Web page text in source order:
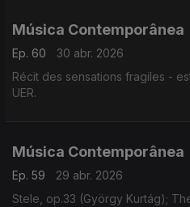
Música Contemporânea
Ep. 60
30 abr. 2026
Récit des sensations fragiles -
UER.
Música Contemporânea
Ep. 59
29 abr. 2026
Stele, op.33 (György Kurtág);